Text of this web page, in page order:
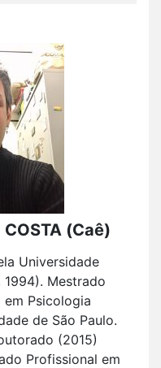
COSTA (Caê)
Universidade
1994). Mestrado
Psicologia
de São Paulo.
(2015)
Profissional em